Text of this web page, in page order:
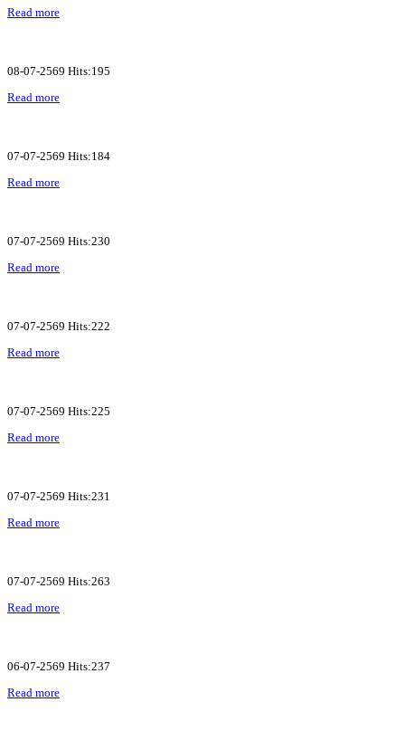
Read more
08-07-2569 Hits:195
Read more
07-07-2569 Hits:184
Read more
07-07-2569 Hits:230
Read more
07-07-2569 Hits:222
Read more
07-07-2569 Hits:225
Read more
07-07-2569 Hits:231
Read more
07-07-2569 Hits:263
Read more
06-07-2569 Hits:237
Read more